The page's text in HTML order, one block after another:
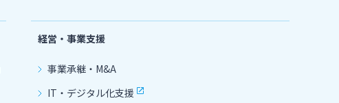
経営・事業支援
事業承継・M&A
IT・デジタル化支援